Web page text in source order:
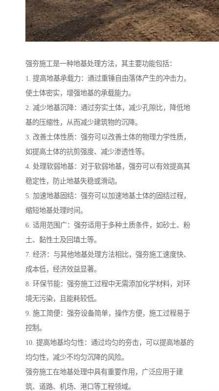
强夯施工是一种地基处理方法，其主要功能包括：
1. 提高地基承载力：通过重锤自由落体产生的冲击力，
使土体密实，增强地基的承载能力。
2. 减少地基沉降：通过夯实土体，减少孔隙比，降低地
基的压缩性，从而减少建筑物的沉降。
3. 改善土体性质：强夯可以改善土体的物理力学性质，
如提高土体的抗剪强度、减少渗透性等。
4. 处理软弱地基：对于软弱地基，强夯可以有效提高其
稳定性，防止地基失稳或滑动。
5. 加速地基固结：强夯可以加速地基土体的固结过程，
缩短地基处理时间。
6. 适用范围广：强夯适用于多种土质条件，如砂土、粉
土、黏性土及回填土等。
7. 经济：与其他地基处理方法相比，强夯施工速度快、
成本低，经济效益显著。
8. 环保节能：强夯施工过程中无需添加化学材料，对环
境无污染，且能耗较低。
9. 施工简便：强夯设备简单，操作方便，施工过程易于
控制。
10. 提高地基均匀性：通过均匀的夯击，可以提高地基的
均匀性，减少不均匀沉降的风险。
强夯施工在地基处理中具有重要作用，广泛应用于建
筑、道路、机场、港口等工程领域。